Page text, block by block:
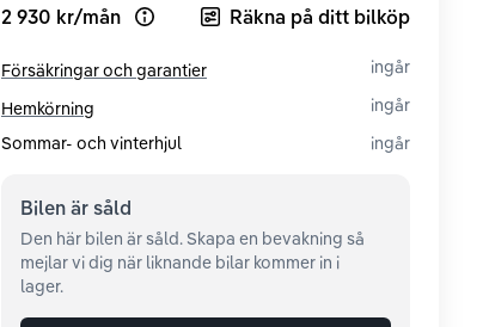
2 930 kr/mån Open loan exampleRäkna på ditt bilköp
Försäkringar och garantier
ingår
Hemkörning
ingår
Sommar- och vinterhjul
ingår
Bilen är såld
Den här bilen är såld. Skapa en bevakning så
mejlar vi dig när liknande bilar kommer in i
lager.